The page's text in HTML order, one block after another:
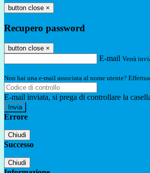
button close ×
Recupero password
button close ×
E-mail Verrà
Non hai una e-mail associata al nome utente?
E-mail inviata, si prega di controllare la
Errore
Chiudi
Successo
Chiudi